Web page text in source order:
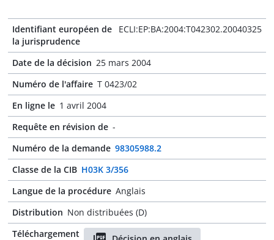
Identifiant européen de
la jurisprudence
ECLI:EP:BA:2004:T042302.20040325
Date de la décision 25 mars 2004
Numéro de l'affaire T 0423/02
En ligne le 1 avril 2004
Requête en révision de -
Numéro de la demande 98305988.2
Classe de la CIB H03K 3/356
Langue de la procédure Anglais
Distribution Non distribuées (D)
Téléchargement